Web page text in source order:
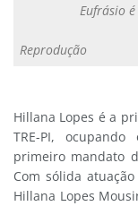
Eufrásio
Reprodução
Hillana Lopes é a
TRE-PI,
primeiro mandato
Com sólida
Hillana Lopes